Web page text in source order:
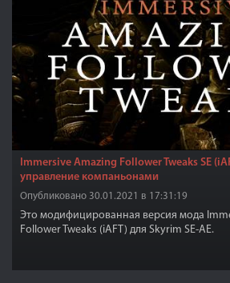
Immersive Amazing Follower Tweaks SE
управление компаньонами
Опубликовано 30.01.2021 в 17:31:19
Это модифицированная версия мода
Follower Tweaks (iAFT) для Skyrim SE-АЕ.